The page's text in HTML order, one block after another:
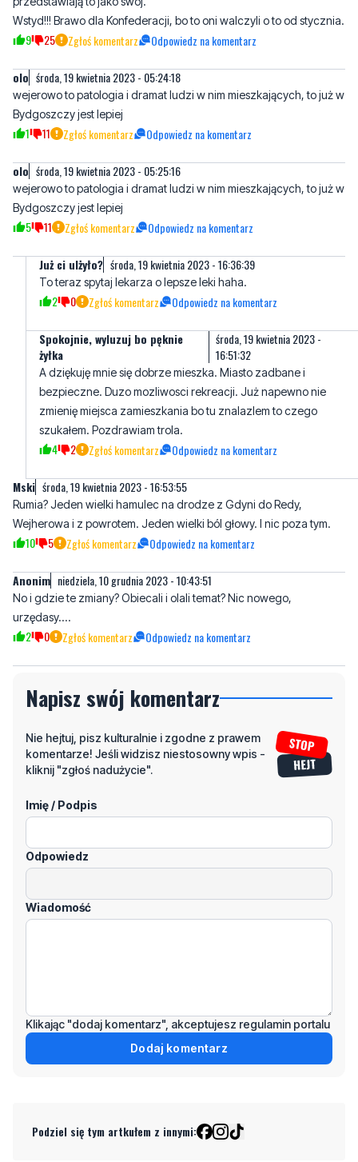
Wstyd!!! Brawo dla Konfederacji, bo to oni walczyli o to od stycznia.
9 25 Zgłoś komentarz Odpowiedz na komentarz
olo środa, 19 kwietnia 2023 - 05:24:18
wejerowo to patologia i dramat ludzi w nim mieszkających, to już w
Bydgoszczy jest lepiej
1 11 Zgłoś komentarz Odpowiedz na komentarz
olo środa, 19 kwietnia 2023 - 05:25:16
wejerowo to patologia i dramat ludzi w nim mieszkających, to już w
Bydgoszczy jest lepiej
5 11 Zgłoś komentarz Odpowiedz na komentarz
Już ci ulżyło? środa, 19 kwietnia 2023 - 16:36:39
To teraz spytaj lekarza o lepsze leki haha.
2 0 Zgłoś komentarz Odpowiedz na komentarz
Spokojnie, wyluzuj bo pęknie
żyłka
środa, 19 kwietnia 2023 -
16:51:32
A dziękuję mnie się dobrze mieszka. Miasto zadbane i
bezpieczne. Duzo mozliwosci rekreacji. Już napewno nie
zmienię miejsca zamieszkania bo tu znalazlem to czego
szukałem. Pozdrawiam trola.
4 2 Zgłoś komentarz Odpowiedz na komentarz
Mski środa, 19 kwietnia 2023 - 16:53:55
Rumia? Jeden wielki hamulec na drodze z Gdyni do Redy,
Wejherowa i z powrotem. Jeden wielki ból głowy. I nic poza tym.
10 5 Zgłoś komentarz Odpowiedz na komentarz
Anonim niedziela, 10 grudnia 2023 - 10:43:51
No i gdzie te zmiany? Obiecali i olali temat? Nic nowego,
urzędasy....
2 0 Zgłoś komentarz Odpowiedz na komentarz
Napisz swój komentarz
Nie hejtuj, pisz kulturalnie i zgodne z prawem
komentarze! Jeśli widzisz niestosowny wpis -
kliknij "zgłoś nadużycie".
Imię / Podpis
Odpowiedz
Wiadomość
Klikając "dodaj komentarz", akceptujesz regulamin portalu
Dodaj komentarz
Podziel się tym artkułem z innymi: